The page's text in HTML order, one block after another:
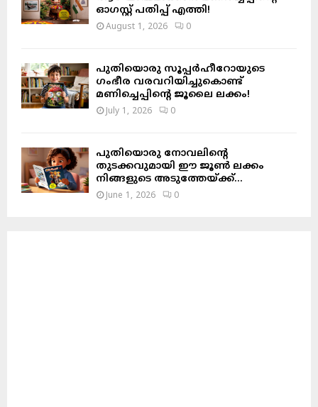
ഓഗസ്റ്റ് പതിപ്പ് എത്തി!
August 1, 2026 0
പുതിയൊരു സൂപ്പർഹീറോയുടെ
ഗംഭീര വരവറിയിച്ചുകൊണ്ട്
മണിച്ചെപ്പിന്റെ ജൂലൈ ലക്കം!
July 1, 2026 0
പുതിയൊരു നോവലിന്റെ
തുടക്കവുമായി ഈ ജൂൺ ലക്കം
നിങ്ങളുടെ അടുത്തേയ്ക്ക്…
June 1, 2026 0